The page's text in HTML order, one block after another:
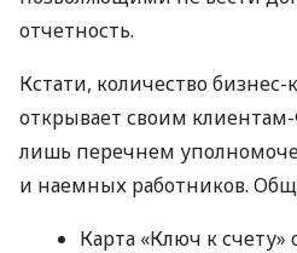
отчетность.
Кстати, количество
открывает своим
лишь перечнем
и наемных работников.
Карта «Ключ к